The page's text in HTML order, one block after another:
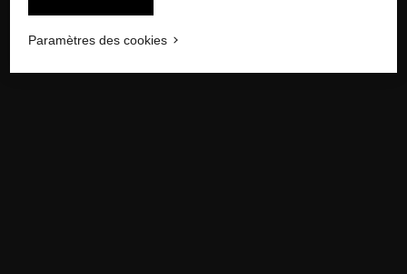
PRÉCÉDENT -
Paramètres des cookies